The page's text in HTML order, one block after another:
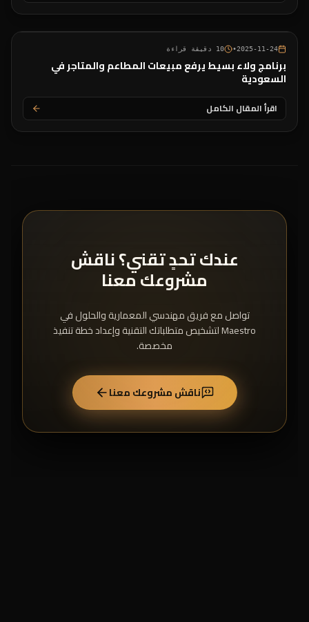
2025-11-24
•
10 دقيقة قراءة
برنامج ولاء بسيط يرفع مبيعات المطاعم والمتاجر في
السعودية
اقرأ المقال الكامل
عندك تحدٍ تقني؟ ناقش
مشروعك معنا
تواصل مع فريق مهندسي المعمارية والحلول في
Maestro لتشخيص متطلباتك التقنية وإعداد خطة تنفيذ
مخصصة.
ناقش مشروعك معنا